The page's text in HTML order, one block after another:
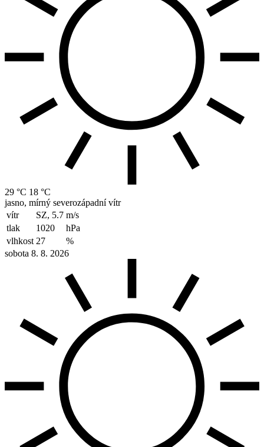
29 °C 18 °C
jasno, mírný severozápadní vítr
vítr
SZ, 5.7 m/s
tlak
1020
hPa
vlhkost 27
%
sobota 8. 8. 2026